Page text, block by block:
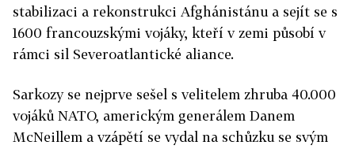
stabilizaci a rekonstrukci Afghánistánu a sejít se s
1600 francouzskými vojáky, kteří v zemi působí v
rámci sil Severoatlantické aliance.
Sarkozy se nejprve sešel s velitelem zhruba 40.000
vojáků NATO, americkým generálem Danem
McNeillem a vzápětí se vydal na schůzku se svým